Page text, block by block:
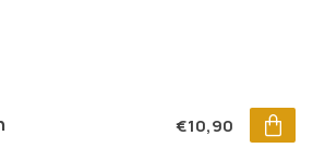
€10,90